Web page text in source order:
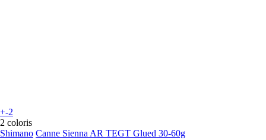
+-2
2 coloris
Shimano Canne Sienna AR TEGT Glued 30-60g